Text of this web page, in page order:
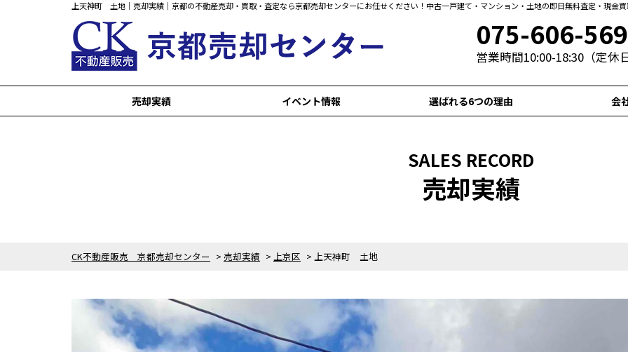
上天神町 土地｜売却実績｜京都の不動産売却・買取・査定なら京都売却センターにお任せください！中古一戸建て・マンション・土地の即日無料査定・現金
075-606-
営業時間10:00-18:30（定休
売却実績
中京区の売却実績
西京区の売却実績
北区の売却実績
左京区の売却実績
上京区の売却実績
山科区の売却実績
東山区の売却実績
下京区の売却実績
右京区の売却実績
京都市以外の売却実績
伏見区の売却実績
イベント情報 選ばれる6つの理由 会
CK不動産販売 京都売却センター > 売却実績 > 上京区 > 上天神町 土地
SALES RECORD
売却実績